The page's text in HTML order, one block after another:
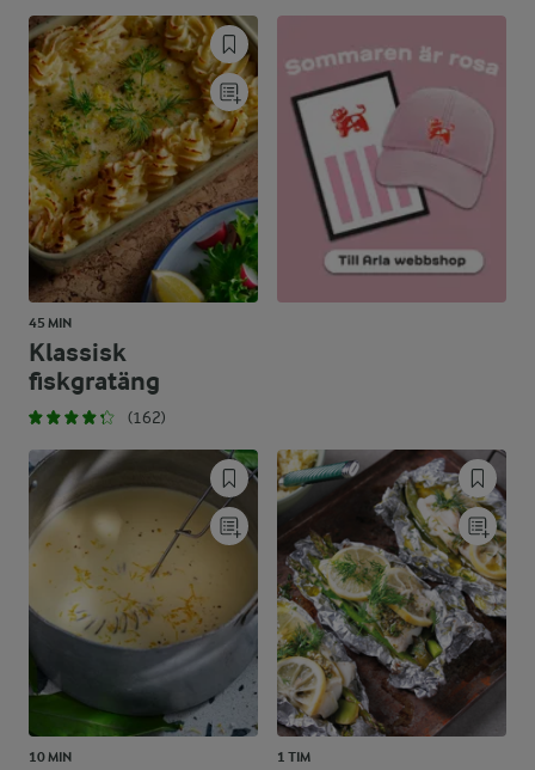
Kolhydrater:
13,8 %
43,8 g
45 MIN
Klassisk
fiskgratäng
(162)
10 MIN 1 TIM